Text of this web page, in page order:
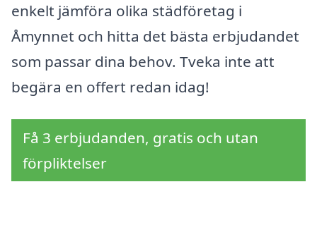
enkelt jämföra olika städföretag i
Åmynnet och hitta det bästa erbjudandet
som passar dina behov. Tveka inte att
begära en offert redan idag!
Få 3 erbjudanden, gratis och utan
förpliktelser